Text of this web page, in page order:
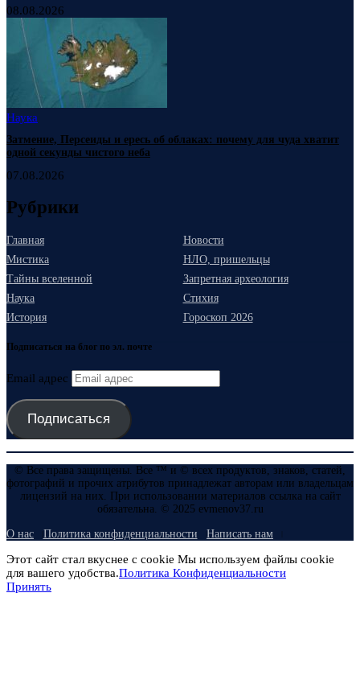
08.08.2026
Наука
Затмение, Персеиды и ересь об облаках: почему для чуда хватит
одной секунды чистого неба
07.08.2026
Рубрики
Главная
Новости
Мистика
НЛО, пришельцы
Тайны вселенной
Запретная археология
Наука
Стихия
История
Гороскоп 2026
Подписаться на блог по эл. почте
Email адрес
Подписаться
© Все права защищены. Все ™ и © всех продуктов, знаков, статей,
фотографий и прочих атрибутов принадлежат авторам или владельцам
лицензий на них. При использовании материалов ссылка на сайт
обязательна. © 2025 evmenov37.ru
О нас Политика конфиденциальности Написать нам
Этот сайт стал вкуснее с cookie Мы используем файлы cookie
для вашего удобства.Политика Конфиденциальности
Принять